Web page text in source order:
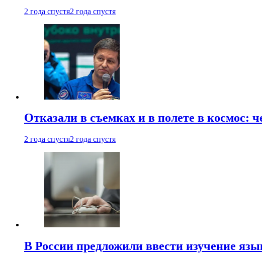
2 года спустя2 года спустя
Отказали в съемках и в полете в космос:
2 года спустя2 года спустя
В России предложили ввести изучение